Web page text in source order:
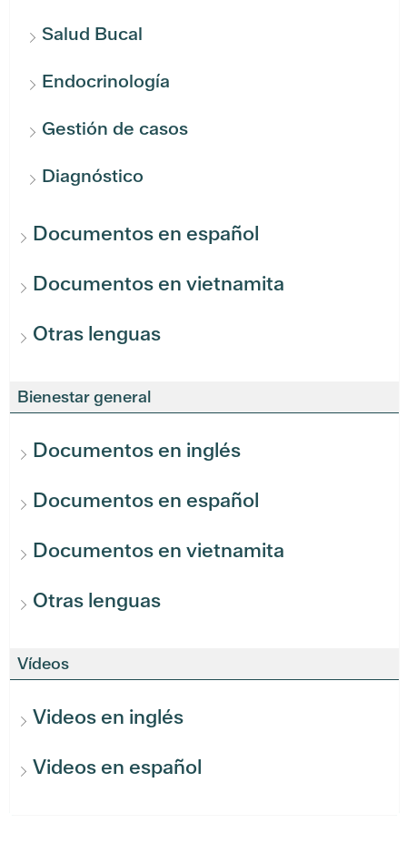
Salud Bucal
Endocrinología
Gestión de casos
Diagnóstico
Documentos en español
Documentos en vietnamita
Otras lenguas
Bienestar general
Documentos en inglés
Documentos en español
Documentos en vietnamita
Otras lenguas
Vídeos
Videos en inglés
Videos en español